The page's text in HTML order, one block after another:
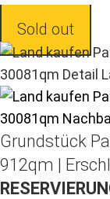
Sold out
Grundstück
912qm |